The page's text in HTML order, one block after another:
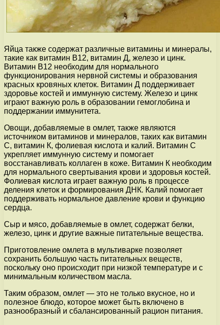
Яйца также содержат различные витамины и минералы,
такие как витамин В12, витамин Д, железо и цинк.
Витамин В12 необходим для нормального
функционирования нервной системы и образования
красных кровяных клеток. Витамин Д поддерживает
здоровье костей и иммунную систему. Железо и цинк
играют важную роль в образовании гемоглобина и
поддержании иммунитета.
Овощи, добавляемые в омлет, также являются
источником витаминов и минералов, таких как витамин
С, витамин К, фолиевая кислота и калий. Витамин С
укрепляет иммунную систему и помогает
восстанавливать коллаген в коже. Витамин К необходим
для нормального свертывания крови и здоровья костей.
Фолиевая кислота играет важную роль в процессе
деления клеток и формирования ДНК. Калий помогает
поддерживать нормальное давление крови и функцию
сердца.
Сыр и мясо, добавляемые в омлет, содержат белки,
железо, цинк и другие важные питательные вещества.
Приготовление омлета в мультиварке позволяет
сохранить большую часть питательных веществ,
поскольку оно происходит при низкой температуре и с
минимальным количеством масла.
Таким образом, омлет — это не только вкусное, но и
полезное блюдо, которое может быть включено в
разнообразный и сбалансированный рацион питания.